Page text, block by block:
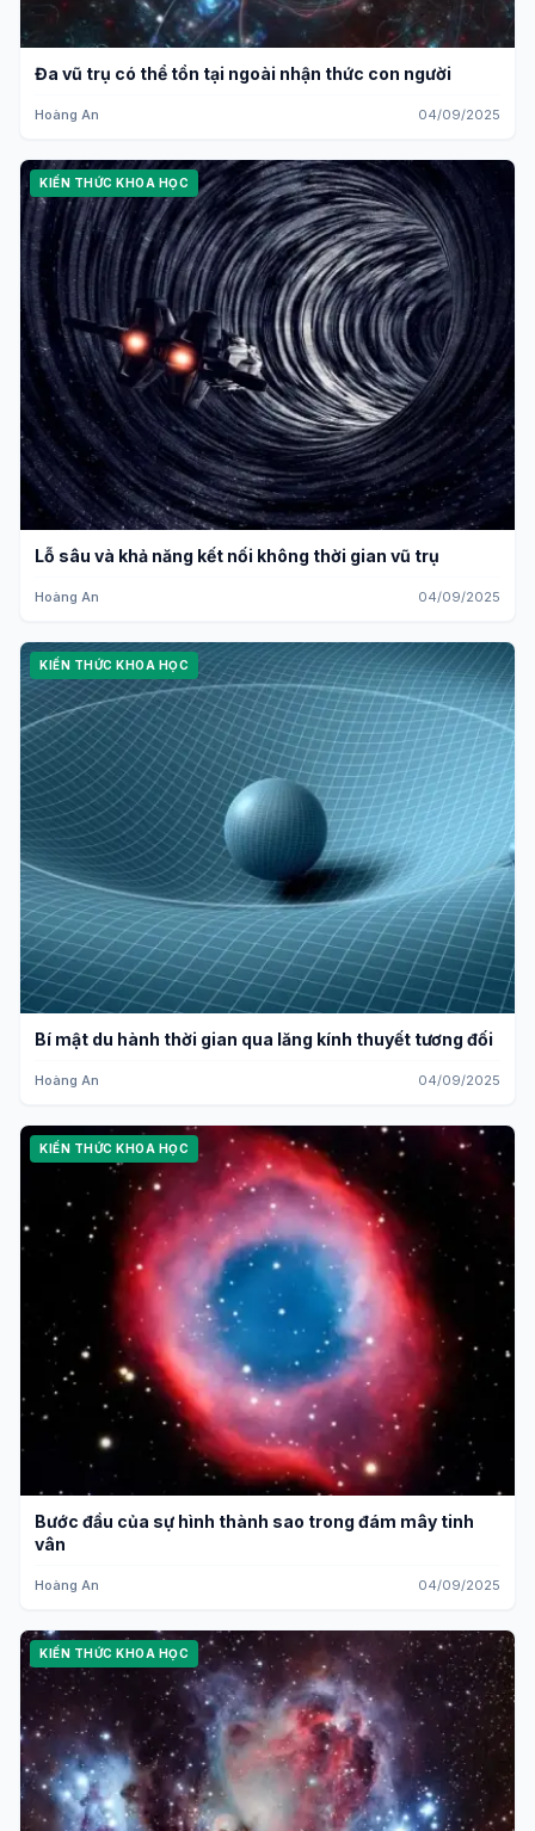
Đa vũ trụ có thể tồn tại ngoài nhận thức con người
Hoàng An 04/09/2025
KIẾN THỨC KHOA HỌC
Lỗ sâu và khả năng kết nối không thời gian vũ trụ
Hoàng An 04/09/2025
KIẾN THỨC KHOA HỌC
Bí mật du hành thời gian qua lăng kính thuyết tương đối
Hoàng An 04/09/2025
KIẾN THỨC KHOA HỌC
Bước đầu của sự hình thành sao trong đám mây tinh
vân
Hoàng An 04/09/2025
KIẾN THỨC KHOA HỌC